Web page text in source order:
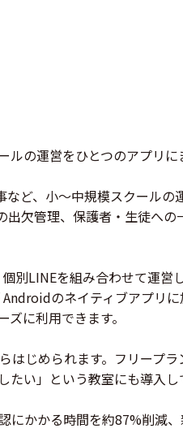
の運営をひとつのアプリに
ど、小〜中規模スクールの
欠管理、保護者・生徒へ
別LINEを組み合わせて運営
のネイティブアプリ
に利用できます。
はじめられます。フリープ
い」という教室にも導入し
にかかる時間を約87%削減